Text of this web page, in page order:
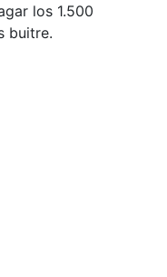
los 1.500
buitre.